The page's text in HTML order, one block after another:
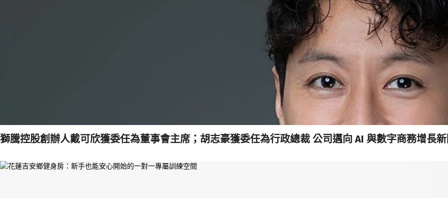
獅騰控股創辦人戴可欣獲委任為董事會主席；胡志豪獲委任為行政總裁 公司邁向 AI 與數字商務增長